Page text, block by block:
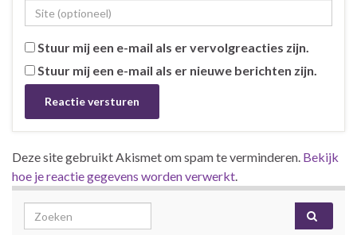
Stuur mij een e-mail als er vervolgreacties zijn.
Stuur mij een e-mail als er nieuwe berichten zijn.
Deze site gebruikt Akismet om spam te verminderen. Bekijk
hoe je reactie gegevens worden verwerkt.
Search for: